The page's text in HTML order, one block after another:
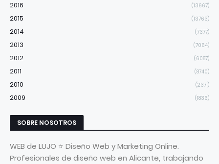
2016 (13667)
2015 (13763)
2014 (7377)
2013 (7064)
2012 (6087)
2011 (8740)
2010 (2371)
2009 (1836)
SOBRE NOSOTROS
WEB de LUJO ⭐ Diseño Web y Marketing Online.
Profesionales de diseño web en Alicante, trabajando